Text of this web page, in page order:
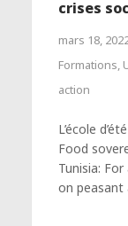
crises
mars 18,
Formations,
action
L’école
Food
Tunisia:
on